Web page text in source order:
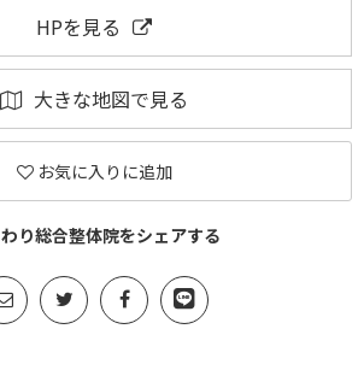
HPを見る
大きな地図で見る
お気に入りに追加
り総合整体院をシェアする